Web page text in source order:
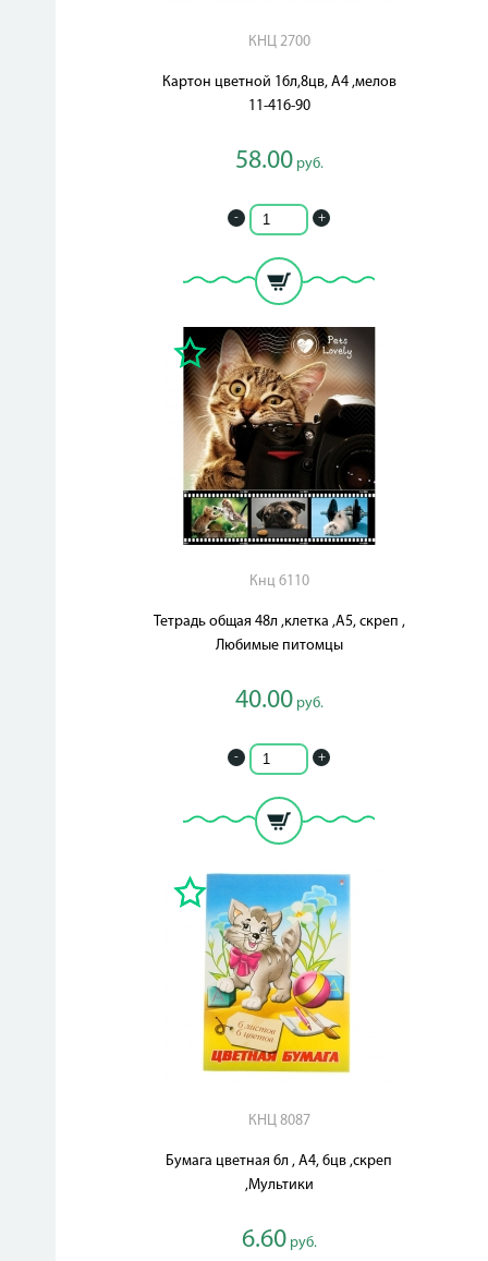
КНЦ 2700
Картон цветной 16л,8цв, А4 ,мелов
11-416-90
58.00руб.
- +
Кнц 6110
Тетрадь общая 48л ,клетка ,А5, скреп ,
Любимые питомцы
40.00руб.
- +
КНЦ 8087
Бумага цветная 6л , А4, 6цв ,скреп
,Мультики
6.60руб.